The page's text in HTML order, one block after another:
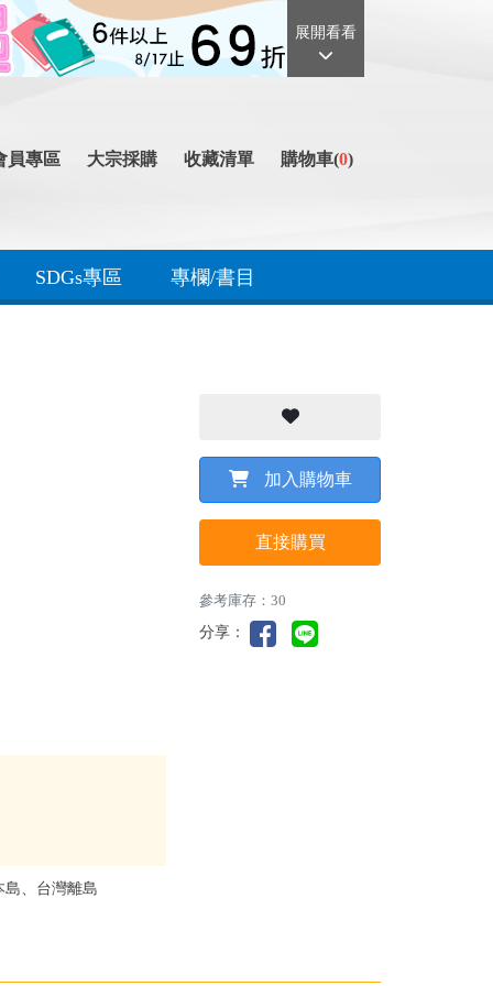
展開看看
員專區 大宗採購 收藏清單 購物車(0)
SDGs專區 專欄/書目
島、台灣離島
加入購物車
直接購買
參考庫存：30
分享：